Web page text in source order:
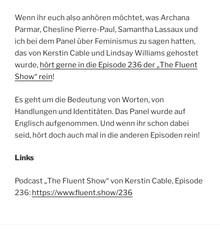
Wenn ihr euch also anhören möchtet, was Archana
Parmar, Chesline Pierre-Paul, Samantha Lassaux und
ich bei dem Panel über Feminismus zu sagen hatten,
das von Kerstin Cable und Lindsay Williams gehostet
wurde, hört gerne in die Episode 236 der „The Fluent
Show“ rein!
Es geht um die Bedeutung von Worten, von
Handlungen und Identitäten. Das Panel wurde auf
Englisch aufgenommen. Und wenn ihr schon dabei
seid, hört doch auch mal in die anderen Episoden rein!
Links
Podcast „The Fluent Show“ von Kerstin Cable, Episode
236: https://www.fluent.show/236